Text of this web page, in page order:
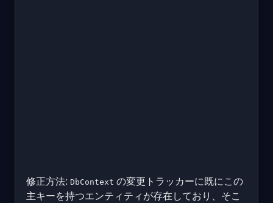
修正方法: DbContext の変更トラッカーに既にこの
主キーを持つエンティティが存在しており、そこ